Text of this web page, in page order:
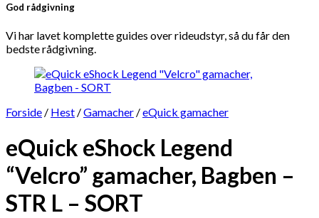
God rådgivning
Vi har lavet komplette guides over rideudstyr, så du får den
bedste rådgivning.
Forside / Hest /Gamacher /eQuick gamacher
eQuick eShock Legend
“Velcro” gamacher, Bagben –
STR L – SORT